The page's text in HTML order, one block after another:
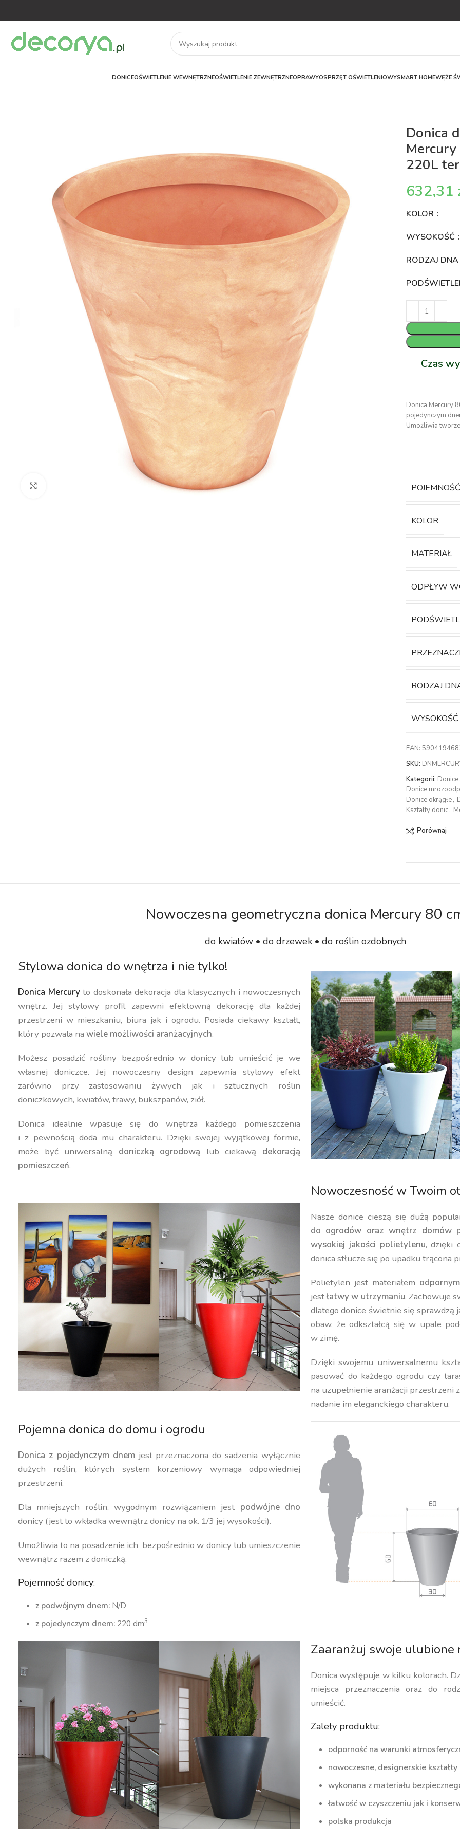
DONICEOŚWIETLENIE WEWNĘTRZNEOŚWIETLENIE ZEWNĘTRZNEOPRAWYOSPRZĘT OŚWIETLENIOWYSMART HOMEWĘŻE
Donica
220L
KOLOR
WYSOKOŚĆ
RODZAJ DNA
Czas
Donica Mercury
pojedynczym
Umożliwia
POJEMNOŚĆ
KOLOR
MATERIAŁ
ODPŁYW
RODZAJ
WYSOKOŚĆ
EAN:
SKU:
Kategorii: Donice
Donice
Donice okrągłe,
Kształty donic,
Porównaj
Nowoczesna geometryczna donica Mercury 80
do kwiatów • do drzewek • do roślin ozdobnych
Stylowa donica do wnętrza i nie tylko!
Donica Mercuryto doskonała dekoracja dla klasycznych i nowoczesnych
wnętrz. Jej stylowy profil zapewni efektowną dekorację dla każdej
przestrzeni w mieszkaniu, biura jak i ogrodu. Posiada ciekawy kształt,
który pozwala nawiele możliwości aranżacyjnych.
Możesz posadzić rośliny bezpośrednio w donicy lub umieścić je we
własnej doniczce. Jej nowoczesny design zapewnia stylowy efekt
zarówno przy zastosowaniu żywych jak i sztucznych roślin
doniczkowych, kwiatów, trawy, bukszpanów, ziół.
Donica idealnie wpasuje się do wnętrza każdego pomieszczenia
i z pewnością doda mu charakteru. Dzięki swojej wyjątkowej formie,
może być uniwersalną doniczką ogrodową lub ciekawą dekoracją
pomieszczeń.
Nowoczesność w Twoim
Nasze donice cieszą się dużą
do ogrodów oraz wnętrz domów
wysokiej jakości polietylenu, dzięki
donica stłucze się po upadku trącona
Polietylen jest materiałem
jestłatwy w utrzymaniu. Zachowuje
dlatego donice świetnie się sprawdzą
obaw, że odkształcą się w upale
w zimę.
Dzięki swojemu uniwersalnemu
pasować do każdego ogrodu czy
na uzupełnienie aranżacji
nadanie im eleganckiego charakteru.
Pojemna donica do domu i ogrodu
Donica z pojedynczym dnemjest przeznaczona do sadzenia wyłącznie
dużych roślin, których system korzeniowy wymaga odpowiedniej
przestrzeni.
Dla mniejszych roślin, wygodnym rozwiązaniem jest podwójne dno
donicy (jest to wkładka wewnątrz donicy na ok. 1/3 jej wysokości).
Umożliwia to na posadzenie ich bezpośrednio w donicy lub umieszczenie
wewnątrz razem z doniczką.
Pojemność donicy:
z podwójnym dnem: N/D
z pojedynczym dnem: 220 dm3
Zaaranżuj swoje ulubione
Donica występuje w kilku kolorach.
miejsca przeznaczenia oraz do
umieścić.
Zalety produktu:
odporność na warunki
nowoczesne, designerskie kształty
wykonana z materiału
łatwość w czyszczeniu jak i
polska produkcja